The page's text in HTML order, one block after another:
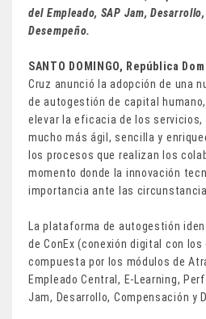
del Empleado, SAP Jam,
Desempeño.
SANTO DOMINGO, República
Cruz anunció la adopción de una
de autogestión de capital
elevar la eficacia de los servicios,
mucho más ágil, sencilla y
los procesos que realizan los
momento donde la innovación
importancia ante las
La plataforma de autogestión
de ConEx (conexión digital con
compuesta por los módulos de
Empleado Central, E-Learning,
Jam, Desarrollo, Compensación y